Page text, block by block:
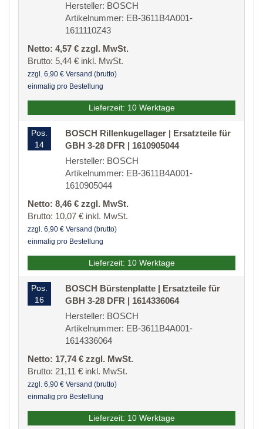
Hersteller: BOSCH
Artikelnummer: EB-3611B4A001-
1611110Z43
Netto: 4,57 € zzgl. MwSt.
Brutto: 5,44 € inkl. MwSt.
zzgl. 6,90 € Versand (brutto)
einmalig pro Bestellung
Lieferzeit: 10 Werktage
Pos.
14
BOSCH Rillenkugellager | Ersatzteile für
GBH 3-28 DFR | 1610905044
Hersteller: BOSCH
Artikelnummer: EB-3611B4A001-
1610905044
Netto: 8,46 € zzgl. MwSt.
Brutto: 10,07 € inkl. MwSt.
zzgl. 6,90 € Versand (brutto)
einmalig pro Bestellung
Lieferzeit: 10 Werktage
Pos.
16
BOSCH Bürstenplatte | Ersatzteile für
GBH 3-28 DFR | 1614336064
Hersteller: BOSCH
Artikelnummer: EB-3611B4A001-
1614336064
Netto: 17,74 € zzgl. MwSt.
Brutto: 21,11 € inkl. MwSt.
zzgl. 6,90 € Versand (brutto)
einmalig pro Bestellung
Lieferzeit: 10 Werktage